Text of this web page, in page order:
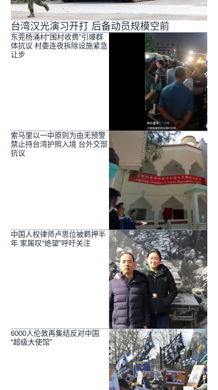
台湾汉光演习开打 后备动员规模空前
东莞杨涌村“围村收费”引爆群
体抗议 村委连夜拆除设施紧急
让步
索马里以一中原则为由无预警
禁止持台湾护照入境 台外交部
抗议
中国人权律师卢思位被羁押半
年 家属叹“绝望”呼吁关注
6000人伦敦再集结反对中国
“超级大使馆”